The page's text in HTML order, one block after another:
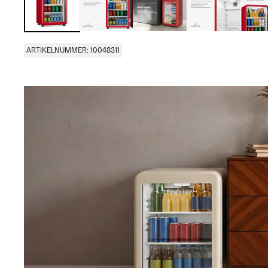
ARTIKELNUMMER: 10048311